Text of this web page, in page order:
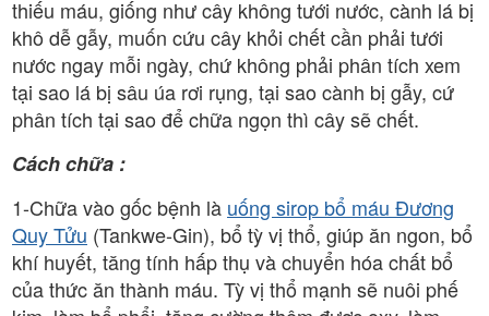
thiếu máu, giống như cây không tưới nước, cành lá bị
khô dễ gẫy, muốn cứu cây khỏi chết cần phải tưới
nước ngay mỗi ngày, chứ không phải phân tích xem
tại sao lá bị sâu úa rơi rụng, tại sao cành bị gẫy, cứ
phân tích tại sao để chữa ngọn thì cây sẽ chết.
Cách chữa :
1-Chữa vào gốc bệnh là uống sirop bổ máu Đương
Quy Tửu (Tankwe-Gin), bổ tỳ vị thổ, giúp ăn ngon, bổ
khí huyết, tăng tính hấp thụ và chuyển hóa chất bổ
của thức ăn thành máu. Tỳ vị thổ mạnh sẽ nuôi phế